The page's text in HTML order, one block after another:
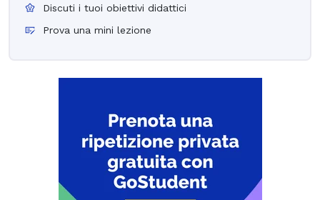
Discuti i tuoi obiettivi didattici
Prova una mini lezione